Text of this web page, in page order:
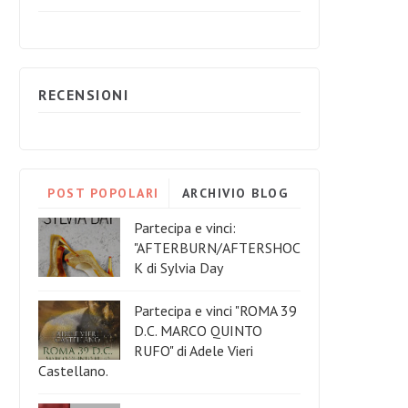
RECENSIONI
POST POPOLARI ARCHIVIO BLOG
Partecipa e vinci:
"AFTERBURN/AFTERSHOC
K di Sylvia Day
Partecipa e vinci "ROMA 39
D.C. MARCO QUINTO
RUFO" di Adele Vieri
Castellano.